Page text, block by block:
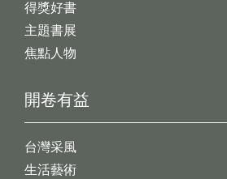
開卷有益
台灣采風
生活藝術
得獎好書
主題書展
焦點人物